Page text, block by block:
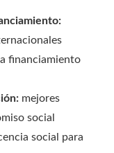
financiamiento
mejores
social
social para